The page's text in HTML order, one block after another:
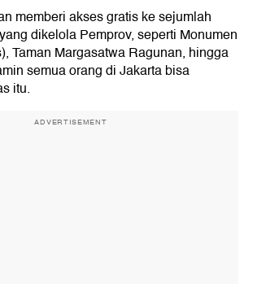
memberi akses gratis ke sejumlah
dikelola Pemprov, seperti Monumen
Taman Margasatwa Ragunan, hingga
semua orang di Jakarta bisa
itu.
ADVERTISEMENT